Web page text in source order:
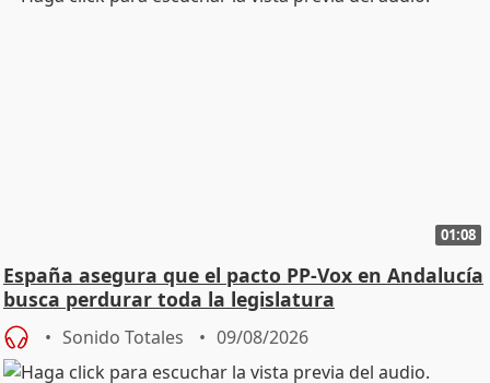
01:08
España asegura que el pacto PP-Vox en Andalucía
busca perdurar toda la legislatura
Sonido Totales 09/08/2026